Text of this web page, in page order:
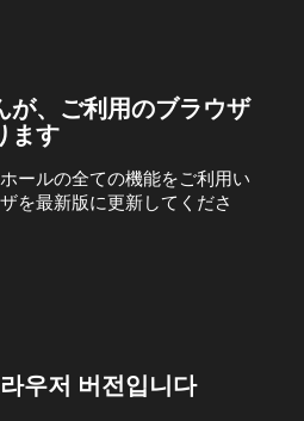
が、ご利用のブラウザ
ます
ールの全ての機能をご利用い
を最新版に更新してくださ
우저 버전입니다